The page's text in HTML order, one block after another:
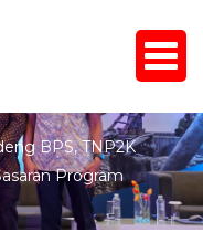
BPS, TNP2K
Program